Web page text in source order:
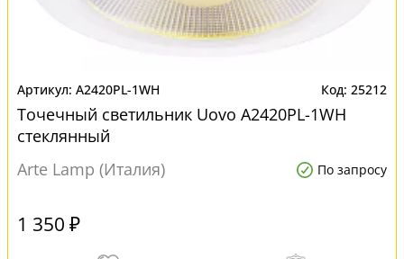
A2420PL-1WH 25212
Точечный светильник Uovo A2420PL-1WH
стеклянный
Arte Lamp (Италия)
По запросу
1 350 ₽